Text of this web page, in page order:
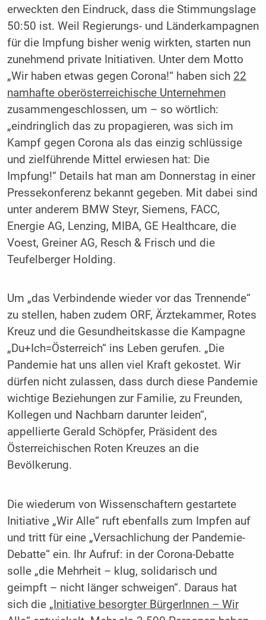
erweckten den Eindruck, dass die Stimmungslage
50:50 ist. Weil Regierungs- und Länderkampagnen
für die Impfung bisher wenig wirkten, starten nun
zunehmend private Initiativen. Unter dem Motto
„Wir haben etwas gegen Corona!“ haben sich 22
namhafte oberösterreichische Unternehmen
zusammengeschlossen, um – so wörtlich:
„eindringlich das zu propagieren, was sich im
Kampf gegen Corona als das einzig schlüssige
und zielführende Mittel erwiesen hat: Die
Impfung!“ Details hat man am Donnerstag in einer
Pressekonferenz bekannt gegeben. Mit dabei sind
unter anderem BMW Steyr, Siemens, FACC,
Energie AG, Lenzing, MIBA, GE Healthcare, die
Voest, Greiner AG, Resch & Frisch und die
Teufelberger Holding.
Um „das Verbindende wieder vor das Trennende“
zu stellen, haben zudem ORF, Ärztekammer, Rotes
Kreuz und die Gesundheitskasse die Kampagne
„Du+Ich=Österreich“ ins Leben gerufen. „Die
Pandemie hat uns allen viel Kraft gekostet. Wir
dürfen nicht zulassen, dass durch diese Pandemie
wichtige Beziehungen zur Familie, zu Freunden,
Kollegen und Nachbarn darunter leiden“,
appellierte Gerald Schöpfer, Präsident des
Österreichischen Roten Kreuzes an die
Bevölkerung.
Die wiederum von Wissenschaftern gestartete
Initiative „Wir Alle“ ruft ebenfalls zum Impfen auf
und tritt für eine „Versachlichung der Pandemie-
Debatte“ ein. Ihr Aufruf: in der Corona-Debatte
solle „die Mehrheit – klug, solidarisch und
geimpft – nicht länger schweigen“. Daraus hat
sich die „Initiative besorgter BürgerInnen – Wir